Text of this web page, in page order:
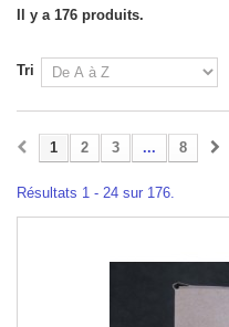
Il y a 176 produits.
Tri
1 2 3 ... 8
Résultats 1 - 24 sur 176.